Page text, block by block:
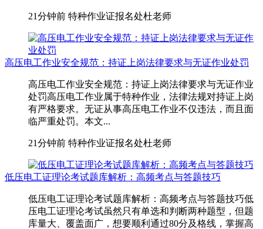
21分钟前 特种作业证报名处杜老师
高压电工作业安全规范：持证上岗法律要求与无证作业处罚
高压电工作业安全规范：持证上岗法律要求与无证作业
处罚高压电工作业属于特种作业，法律法规对持证上岗
有严格要求。无证从事高压电工作业不仅违法，而且面
临严重处罚。本文...
21分钟前 特种作业证报名处杜老师
低压电工证理论考试题库解析：高频考点与答题技巧
低压电工证理论考试题库解析：高频考点与答题技巧低
压电工证理论考试虽然只有单选和判断两种题型，但题
库量大、覆盖面广，想要顺利通过80分及格线，掌握高